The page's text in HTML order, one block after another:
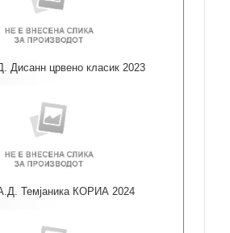
Дисанн црвено класик 2023
Темјаника КОРИА 2024